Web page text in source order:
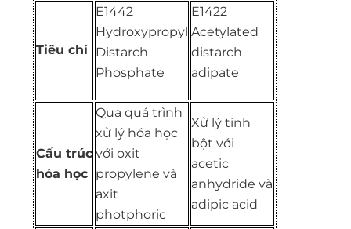
Tiêu chí
E1442
Hydroxypropyl
Distarch
Phosphate
E1422
Acetylated
distarch
adipate
Cấu trúc
hóa học
Qua quá trình
xử lý hóa học
với oxit
propylene và
axit
photphoric
Xử lý tinh
bột với
acetic
anhydride và
adipic acid